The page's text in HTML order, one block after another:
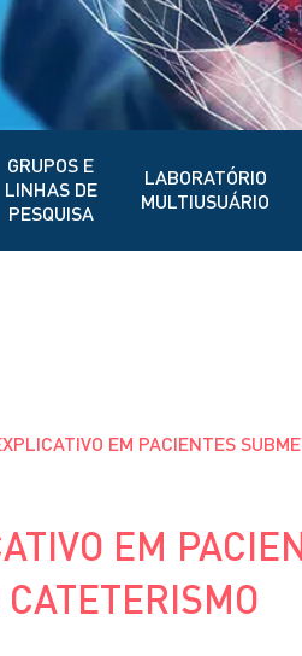
GRUPOS E
LINHAS DE
PESQUISA
LABORATÓRIO
MULTIUSUÁRIO
EM PACIENTES
EM